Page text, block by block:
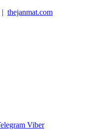
| thejanmat.com
Viber